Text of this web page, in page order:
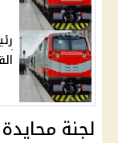
لجنة